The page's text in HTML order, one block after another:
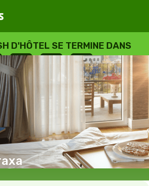
D'HÔTEL SE TERMINE DANS
: --
HEURES
: --
SECONDES
à Araxa